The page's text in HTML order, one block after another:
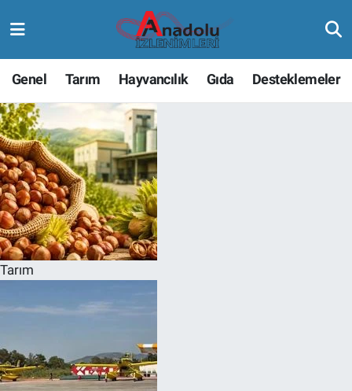
Genel Tarım Hayvancılık Gıda Desteklemeler
Tarım